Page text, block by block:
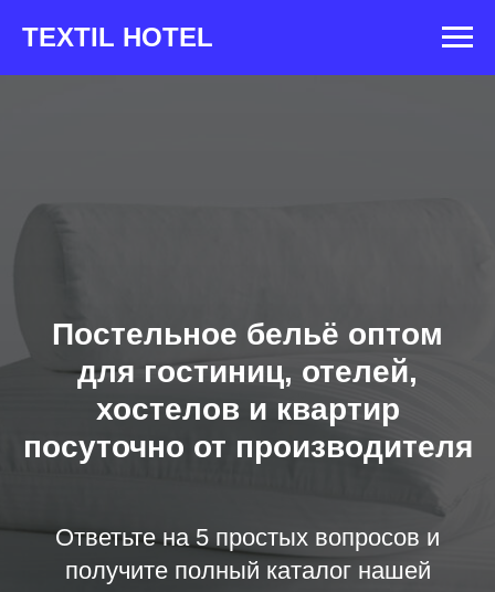
TEXTIL HOTEL
Постельное бельё оптом
для гостиниц, отелей,
хостелов и квартир
посуточно от производителя
Ответьте на 5 простых вопросов и
получите полный каталог нашей